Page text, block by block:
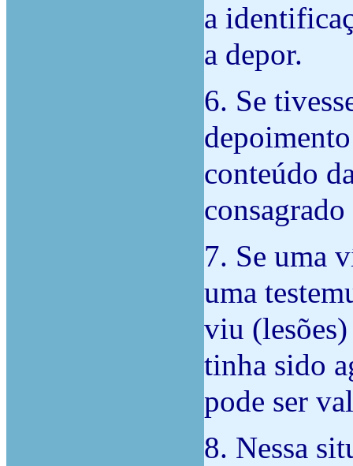
a
a depor.
6. Se
conteúdo
7. Se uma
uma
viu
tinha sido
pode ser
8. Nessa